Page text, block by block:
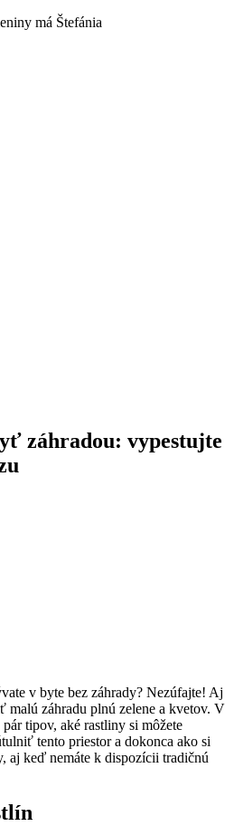
má Štefánia
záhradou: vypestujte
v byte bez záhrady? Nezúfajte! Aj
malú záhradu plnú zelene a kvetov. V
tipov, aké rastliny si môžete
tento priestor a dokonca ako si
aj keď nemáte k dispozícii tradičnú